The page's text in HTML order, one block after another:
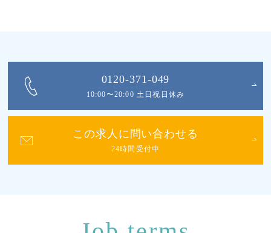
0120-371-049
10:00〜20:00 土日祝日休み
この求人に問い合わせる
24時間受付中